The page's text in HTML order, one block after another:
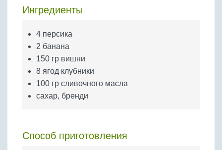
Крупы
Ингредиенты
4 персика
2 банана
150 гр вишни
8 ягод клубники
100 гр сливочного масла
сахар, бренди
Способ приготовления